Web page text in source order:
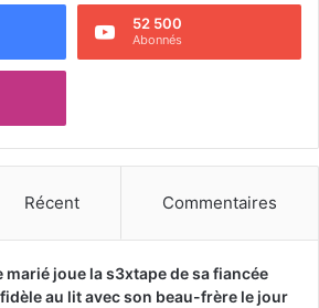
52 500
Abonnés
Récent Commentaires
marié joue la s3xtape de sa fiancée
au lit avec son beau-frère le jour